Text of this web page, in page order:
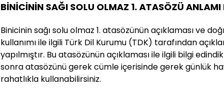
BİNİCİNİN SAĞI SOLU OLMAZ 1. ATASÖZÜ ANLAMI
Binicinin sağı solu olmaz 1. atasözünün açıklaması ve
kullanımı ile ilgili Türk Dil Kurumu (TDK) tarafından
yapılmıştır. Bu atasözünün açıklaması ile ilgili bilgi
sonra atasözünü gerek cümle içerisinde gerek günlük
rahatlıkla kullanabilirsiniz.